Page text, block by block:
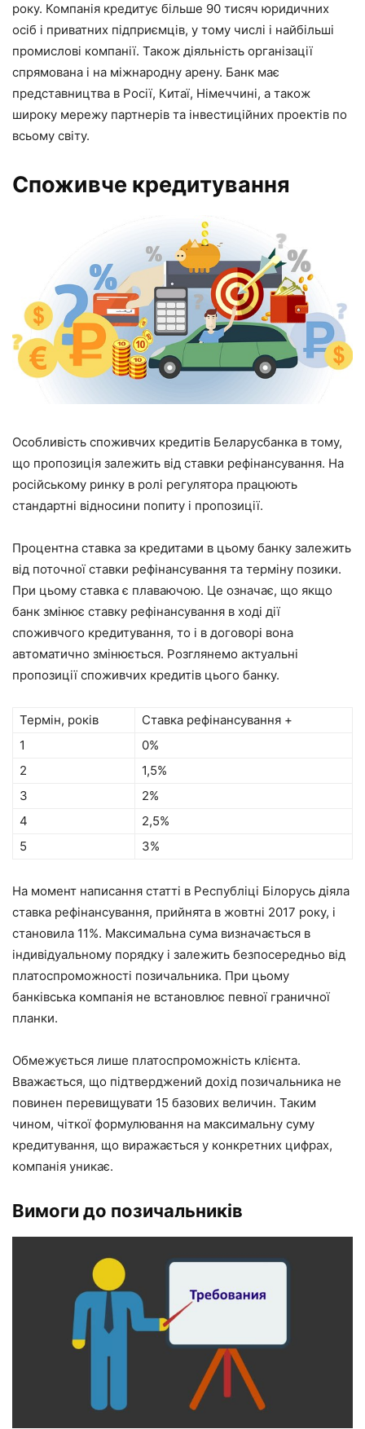
року. Компанія кредитує більше 90 тисяч юридичних
осіб і приватних підприємців, у тому числі і найбільші
промислові компанії. Також діяльність організації
спрямована і на міжнародну арену. Банк має
представництва в Росії, Китаї, Німеччині, а також
широку мережу партнерів та інвестиційних проектів по
всьому світу.
Споживче кредитування
Особливість споживчих кредитів Беларусбанка в тому,
що пропозиція залежить від ставки рефінансування. На
російському ринку в ролі регулятора працюють
стандартні відносини попиту і пропозиції.
Процентна ставка за кредитами в цьому банку залежить
від поточної ставки рефінансування та терміну позики.
При цьому ставка є плаваючою. Це означає, що якщо
банк змінює ставку рефінансування в ході дії
споживчого кредитування, то і в договорі вона
автоматично змінюється. Розглянемо актуальні
пропозиції споживчих кредитів цього банку.
Термін, років
Ставка рефінансування +
1
0%
2
1,5%
3
2%
4
2,5%
5
3%
На момент написання статті в Республіці Білорусь діяла
ставка рефінансування, прийнята в жовтні 2017 року, і
становила 11%. Максимальна сума визначається в
індивідуальному порядку і залежить безпосередньо від
платоспроможності позичальника. При цьому
банківська компанія не встановлює певної граничної
планки.
Обмежується лише платоспроможність клієнта.
Вважається, що підтверджений дохід позичальника не
повинен перевищувати 15 базових величин. Таким
чином, чіткої формулювання на максимальну суму
кредитування, що виражається у конкретних цифрах,
компанія уникає.
Вимоги до позичальників